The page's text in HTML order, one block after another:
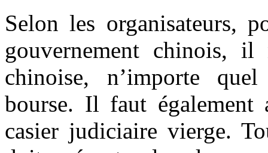
Selon les organisateurs,
gouvernement chinois,
chinoise, n’importe
bourse. Il faut
casier judiciaire vierge.